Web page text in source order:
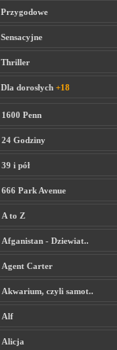
Przygodowe
Sensacyjne
Thriller
Dla dorosłych +18
1600 Penn
24 Godziny
39 i pół
666 Park Avenue
A to Z
Afganistan - Dziewiat..
Agent Carter
Akwarium, czyli samot..
Alf
Alicja